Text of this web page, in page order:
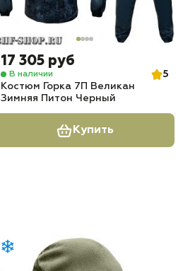
17 305 руб
В наличии
5
Костюм Горка 7П Великан
Зимняя Питон Черный
Купить